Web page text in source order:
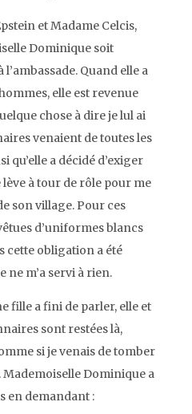
et Madame Celcis,
Dominique soit
Quand elle a
elle est revenue
chose à dire je lul ai
venaient de toutes les
qu’elle a décidé d’exiger
à tour de rôle pour me
son village. Pour ces
d’uniformes blancs
cette obligation a été
ne m’a servi à rien.
fille a fini de parler, elle et
sont restées là,
si je venais de tomber
Mademoiselle Dominique a
en demandant :